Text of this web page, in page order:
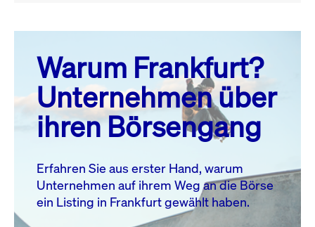
August 26
MO. DI. MI. DO. FR. SA. SO.
1
2
3
4 5 6 7 8
10 11 13 14
17
18 19 20 21 22
23
27 28
Warum Frankfurt?
Unternehmen über
ihren Börsengang
Erfahren Sie aus erster Hand, warum
Unternehmen auf ihrem Weg an die Börse
ein Listing in Frankfurt gewählt haben.